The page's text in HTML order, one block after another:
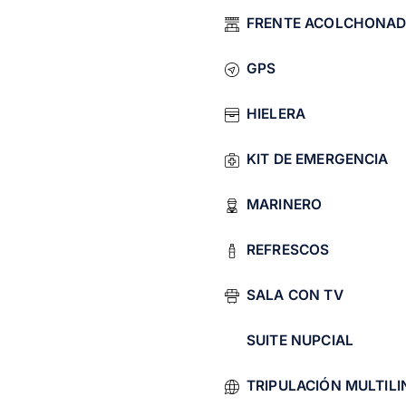
a bordo.
FRENTE
GPS
HIELERA
KIT DE EMERGENCIA
MARINERO
REFRESCOS
SALA CON TV
SUITE NUPCIAL
TRIPULACIÓN